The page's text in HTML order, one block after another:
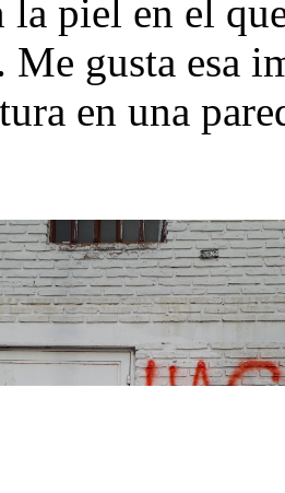
la piel en el
gusta esa
en una